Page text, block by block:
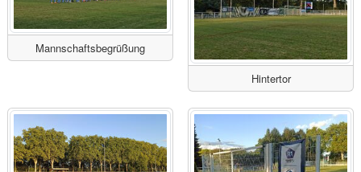
Mannschaftsbegrüßung
Hintertor